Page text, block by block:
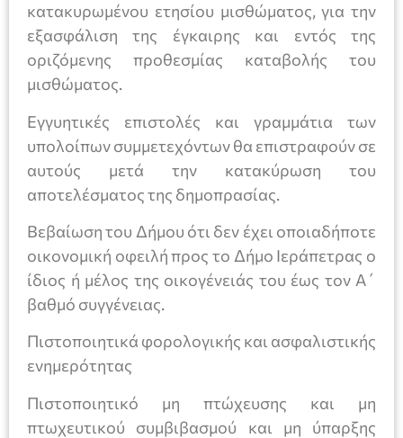
κατακυρωμένου ετησίου μισθώματος, για την
εξασφάλιση της έγκαιρης και εντός της
οριζόμενης προθεσμίας καταβολής του
μισθώματος.
Εγγυητικές επιστολές και γραμμάτια των
υπολοίπων συμμετεχόντων θα επιστραφούν σε
αυτούς μετά την κατακύρωση του
αποτελέσματος της δημοπρασίας.
Βεβαίωση του Δήμου ότι δεν έχει οποιαδήποτε
οικονομική οφειλή προς το Δήμο Ιεράπετρας ο
ίδιος ή μέλος της οικογένειάς του έως τον Α΄
βαθμό συγγένειας.
Πιστοποιητικά φορολογικής και ασφαλιστικής
ενημερότητας
Πιστοποιητικό μη πτώχευσης και μη
πτωχευτικού συμβιβασμού και μη ύπαρξης